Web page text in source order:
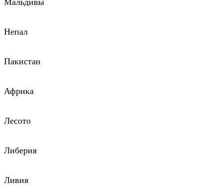
Мальдивы
Непал
Пакистан
Африка
Лесото
Либерия
Ливия